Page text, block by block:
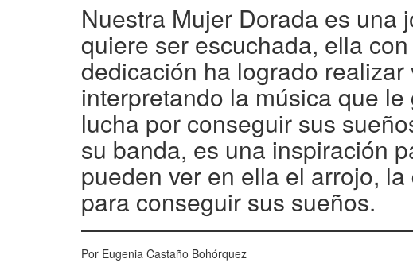
Nuestra Mujer Dorada es una
quiere ser escuchada, ella
dedicación ha logrado
interpretando la música que
lucha por conseguir sus
su banda, es una inspiración
pueden ver en ella el arrojo,
para conseguir sus sueños.
Por Eugenia Castaño Bohórquez